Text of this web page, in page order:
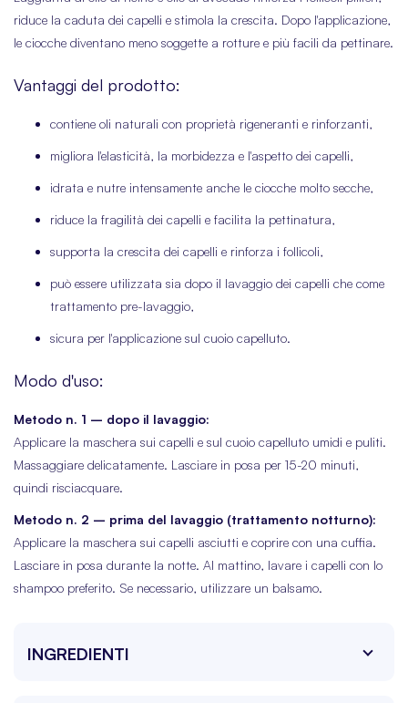
riduce la caduta dei capelli e stimola la crescita. Dopo l'applicazione,
le ciocche diventano meno soggette a rotture e più facili da pettinare.
Vantaggi del prodotto:
contiene oli naturali con proprietà rigeneranti e rinforzanti,
migliora l'elasticità, la morbidezza e l'aspetto dei capelli,
idrata e nutre intensamente anche le ciocche molto secche,
riduce la fragilità dei capelli e facilita la pettinatura,
supporta la crescita dei capelli e rinforza i follicoli,
può essere utilizzata sia dopo il lavaggio dei capelli che come
trattamento pre-lavaggio,
sicura per l'applicazione sul cuoio capelluto.
Modo d'uso:
Metodo n. 1 – dopo il lavaggio:
Applicare la maschera sui capelli e sul cuoio capelluto umidi e puliti.
Massaggiare delicatamente. Lasciare in posa per 15-20 minuti,
quindi risciacquare.
Metodo n. 2 – prima del lavaggio (trattamento notturno):
Applicare la maschera sui capelli asciutti e coprire con una cuffia.
Lasciare in posa durante la notte. Al mattino, lavare i capelli con lo
shampoo preferito. Se necessario, utilizzare un balsamo.
INGREDIENTI